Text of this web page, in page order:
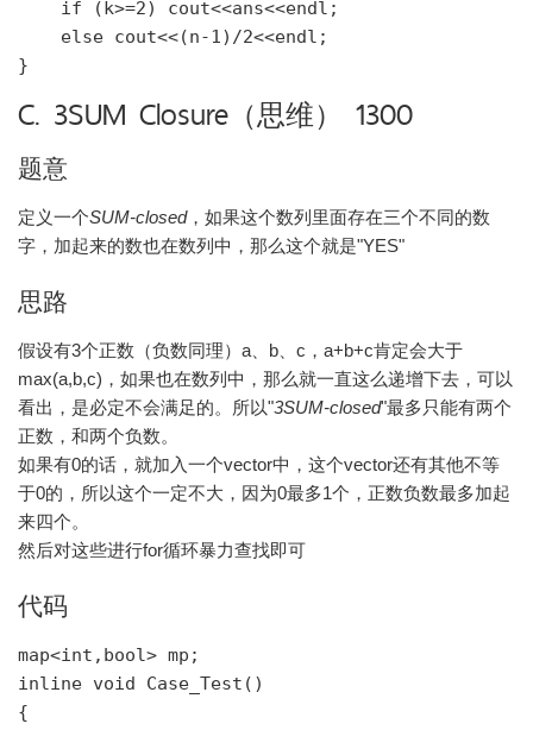
    if (k>=2) cout<<ans<<endl;
    else cout<<(n-1)/2<<endl;
C. 3SUM Closure（思维） 1300
题意
定义一个SUM-closed，如果这个数列里面存在三个不同的数
字，加起来的数也在数列中，那么这个就是"YES"
思路
假设有3个正数（负数同理）a、b、c，a+b+c肯定会大于
max(a,b,c)，如果也在数列中，那么就一直这么递增下去，可以
看出，是必定不会满足的。所以"3SUM-closed"最多只能有两个
正数，和两个负数。
如果有0的话，就加入一个vector中，这个vector还有其他不等
于0的，所以这个一定不大，因为0最多1个，正数负数最多加起
来四个。
然后对这些进行for循环暴力查找即可
代码
map<int,bool> mp;
inline void Case_Test()
{